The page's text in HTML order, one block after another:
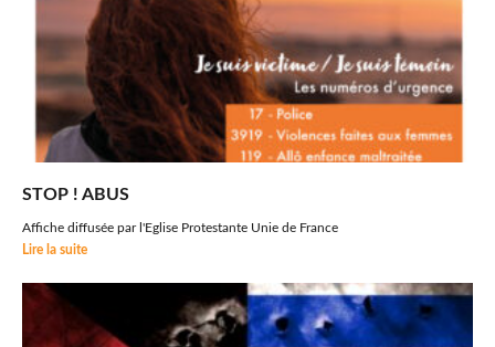
STOP ! ABUS
Affiche diffusée par l'Eglise Protestante Unie de France
Lire la suite